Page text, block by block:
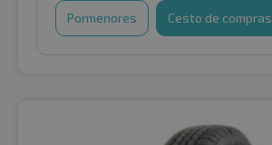
Pormenores Cesto de compras